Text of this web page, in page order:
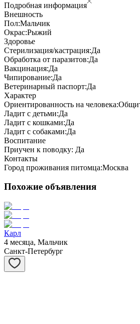
Подробная информация
Внешность
Пол:Мальчик
Окрас:Рыжий
Здоровье
Стерилизация/кастрация:Да
Обработка от паразитов:Да
Вакцинация:Да
Чипирование:Да
Ветеринарный паспорт:Да
Характер
Ориентированность на человека:
Ладит с детьми:Да
Ладит с кошками:Да
Ладит с собаками:Да
Воспитание
Приучен к поводку: Да
Контакты
Город проживания питомца:Москва
Похожие объявления
Карл
4 месяца, Мальчик
Санкт-Петербург